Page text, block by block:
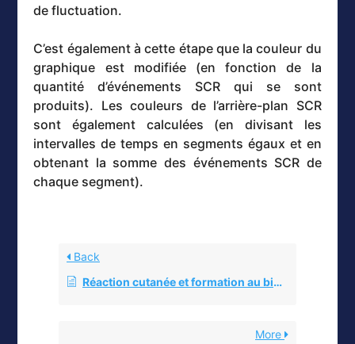
de fluctuation.
C’est également à cette étape que la couleur du
graphique est modifiée (en fonction de la
quantité d’événements SCR qui se sont
produits). Les couleurs de l’arrière-plan SCR
sont également calculées (en divisant les
intervalles de temps en segments égaux et en
obtenant la somme des événements SCR de
chaque segment).
Back
Réaction cutanée et formation au biofeedback
More